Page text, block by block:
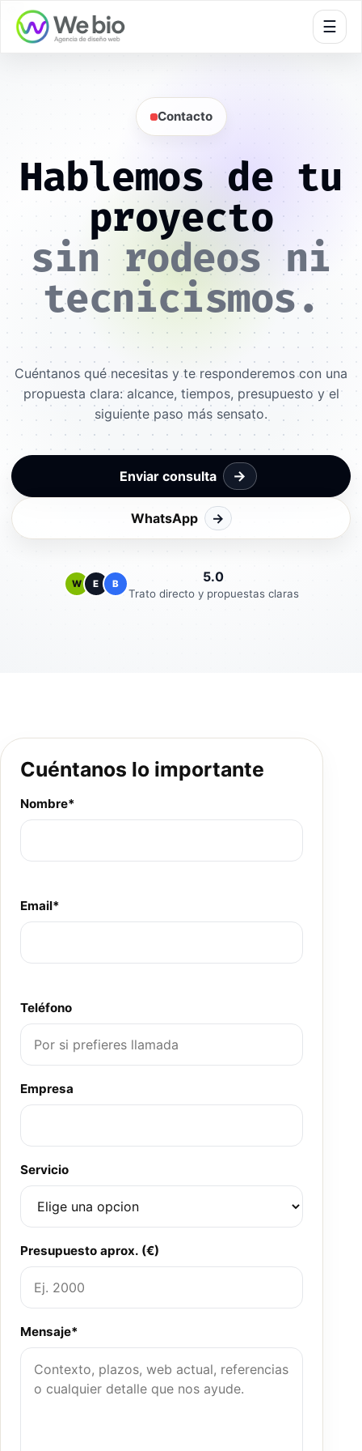
☰
Contacto
Hablemos de tu
proyecto
sin rodeos ni
tecnicismos.
Cuéntanos qué necesitas y te responderemos con una
propuesta clara: alcance, tiempos, presupuesto y el
siguiente paso más sensato.
Enviar consulta →
WhatsApp →
W E B 5.0
Trato directo y propuestas claras
Cuéntanos lo importante
Nombre*
Email*
Teléfono
Empresa
Servicio
Presupuesto aprox. (€)
Mensaje*